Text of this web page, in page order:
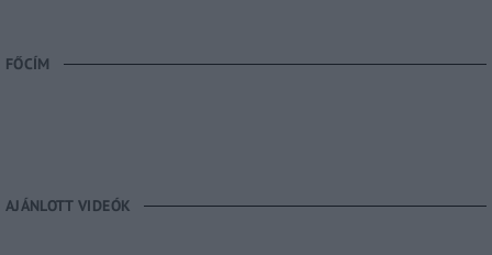
FŐCÍM
AJÁNLOTT VIDEÓK